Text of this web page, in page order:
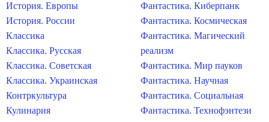
История. Европы
История. России
Классика
Классика. Русская
Классика. Советская
Классика. Украинская
Контркультура
Кулинария
Фантастика. Киберпанк
Фантастика. Космическая
Фантастика. Магический
реализм
Фантастика. Мир пауков
Фантастика. Научная
Фантастика. Социальная
Фантастика. Технофэнтези